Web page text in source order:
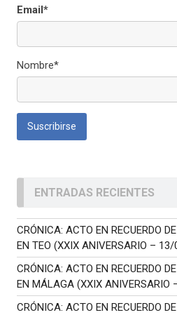
Email*
Nombre*
ENTRADAS RECIENTES
CRÓNICA: ACTO EN RECUERDO
EN TEO (XXIX ANIVERSARIO –
CRÓNICA: ACTO EN RECUERDO
EN MÁLAGA (XXIX
CRÓNICA: ACTO EN RECUERDO